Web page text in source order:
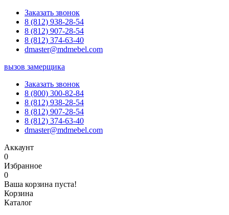
Заказать звонок
8 (812) 938-28-54
8 (812) 907-28-54
8 (812) 374-63-40
dmaster@mdmebel.com
вызов замерщика
Заказать звонок
8 (800) 300-82-84
8 (812) 938-28-54
8 (812) 907-28-54
8 (812) 374-63-40
dmaster@mdmebel.com
Аккаунт
0
Избранное
0
Ваша корзина пуста!
Корзина
Каталог